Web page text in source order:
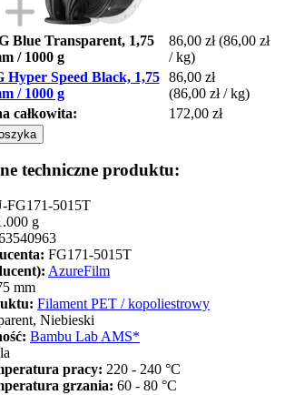
Blue Transparent, 1,75
/ 1000 g
86,00 zł (86,00 zł
/ kg)
Speed Black, 1,75
/ 1000 g
86,00 zł
(86,00 zł / kg)
całkowita:
172,00 zł
techniczne produktu:
FG171-5015T
g
FG171-5015T
AzureFilm
mm
Filament PET / kopoliestrowy
Niebieski
Bambu Lab AMS*
pracy: 220 - 240 °C
grzania: 60 - 80 °C